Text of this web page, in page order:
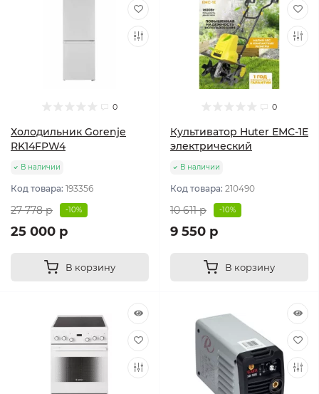
0
Холодильник Gorenje
RK14FPW4
В наличии
Код товара: 193356
27 778 р -10%
25 000 р
В корзину
0
Культиватор Huter ЕМС-1E
электрический
В наличии
Код товара: 210490
10 611 р -10%
9 550 р
В корзину